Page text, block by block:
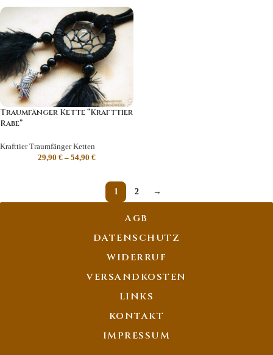
Traumfänger Kette “Krafttier
Rabe”
Krafttier Traumfänger Ketten
29,90 € – 54,90 €
1 2 →
AGB
DATENSCHUTZ
WIDERRUF
VERSANDKOSTEN
LINKS
KONTAKT
IMPRESSUM